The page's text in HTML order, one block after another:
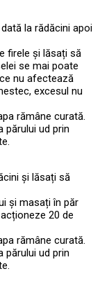
la rădăcini apoi
firele și lăsați să
se mai poate
nu afectează
excesul nu
rămâne curată.
părului ud prin
și lăsați să
și masați în păr
20 de
rămâne curată.
părului ud prin